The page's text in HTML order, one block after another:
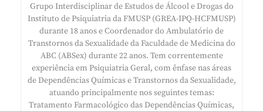
Grupo Interdisciplinar de Estudos de Álcool e Drogas do
Instituto de Psiquiatria da FMUSP (GREA-IPQ-HCFMUSP)
durante 18 anos e Coordenador do Ambulatório de
Transtornos da Sexualidade da Faculdade de Medicina do
ABC (ABSex) durante 22 anos. Tem correntemente
experiência em Psiquiatria Geral, com ênfase nas áreas
de Dependências Químicas e Transtornos da Sexualidade,
atuando principalmente nos seguintes temas:
Tratamento Farmacológico das Dependências Químicas,